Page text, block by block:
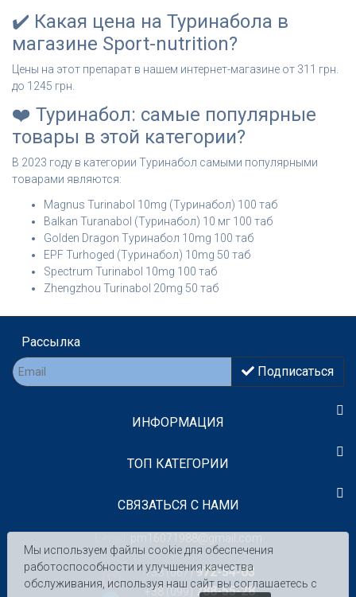
✔️ Какая цена на Туринабола в
магазине Sport-nutrition?
Цены на этот препарат в нашем интернет-магазине от 311 грн.
до 1245 грн.
❤️ Туринабол: самые популярные
товары в этой категории?
В 2023 году в категории Туринабол самыми популярными
товарами являются:
Magnus Turinabol 10mg (Туринабол) 100 таб
Balkan Turanabol (Туринабол) 10 мг 100 таб
Golden Dragon Туринабол 10mg 100 таб
EPF Turhoged (Туринабол) 10mg 50 таб
Spectrum Turinabol 10mg 100 таб
Zhengzhou Turinabol 20mg 50 таб
Рассылка
Подписаться
ИНФОРМАЦИЯ
TOП КАТЕГОРИИ
СВЯЗАТЬСЯ С НАМИ
pm16071988@gmail.com
+38 (067)972-54-03
+38 (099)788-55-28
Мы используем файлы cookie для обеспечения
работоспособности и улучшения качества
обслуживания, используя наш сайт вы соглашаетесь с